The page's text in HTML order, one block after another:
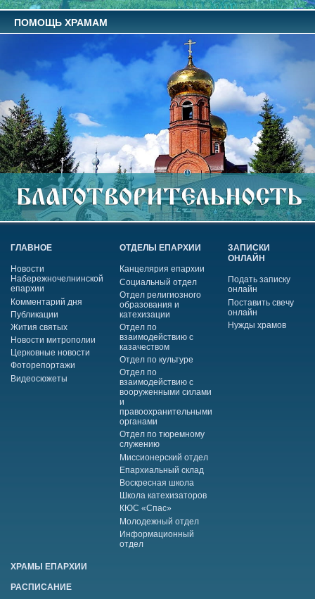
ПОМОЩЬ ХРАМАМ
ГЛАВНОЕ
Новости
Набережночелнинской
епархии
Комментарий дня
Публикации
Жития святых
Новости митрополии
Церковные новости
Фоторепортажи
Видеосюжеты
ОТДЕЛЫ ЕПАРХИИ
Канцелярия епархии
Социальный отдел
Отдел религиозного
образования и
катехизации
Отдел по
взаимодействию с
казачеством
Отдел по культуре
Отдел по
взаимодействию с
вооруженными силами
и
правоохранительными
органами
Отдел по тюремному
служению
Миссионерский отдел
Епархиальный склад
Воскресная школа
Школа катехизаторов
КЮС «Спас»
Молодежный отдел
Информационный
отдел
ЗАПИСКИ
ОНЛАЙН
Подать записку
онлайн
Поставить свечу
онлайн
Нужды храмов
ХРАМЫ ЕПАРХИИ
РАСПИСАНИЕ